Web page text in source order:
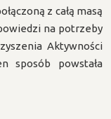
z całą masą
na potrzeby
Aktywności
sposób powstała